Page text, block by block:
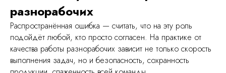
разнорабочих
Распространённая ошибка — считать, что на эту роль
подойдёт любой, кто просто согласен. На практике от
качества работы разнорабочих зависит не только скорость
выполнения задач, но и безопасность, сохранность